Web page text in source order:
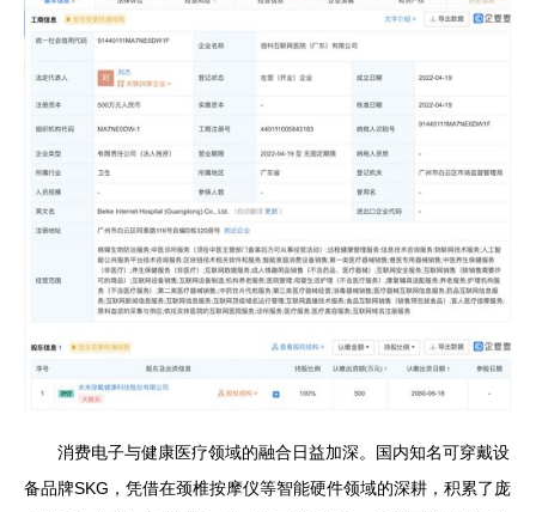
消费电子与健康医疗领域的融合日益加深。国内知名可穿戴设
备品牌SKG，凭借在颈椎按摩仪等智能硬件领域的深耕，积累了庞